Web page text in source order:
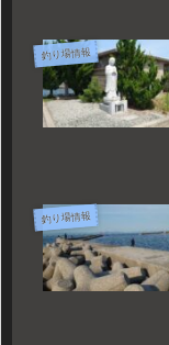
釣り場情報
釣り場情報